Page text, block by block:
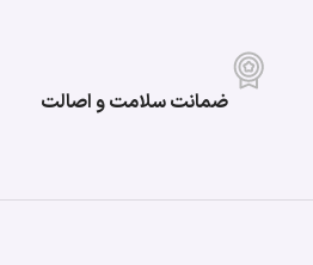
ضمانت سلامت و اصالت